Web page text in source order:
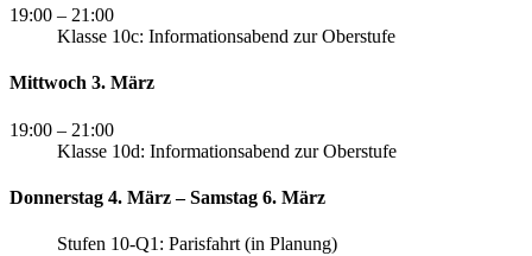
19:00 – 21:00
Klasse 10c: Informationsabend zur Oberstufe
Mittwoch 3. März
19:00 – 21:00
Klasse 10d: Informationsabend zur Oberstufe
Donnerstag 4. März – Samstag 6. März
Stufen 10-Q1: Parisfahrt (in Planung)